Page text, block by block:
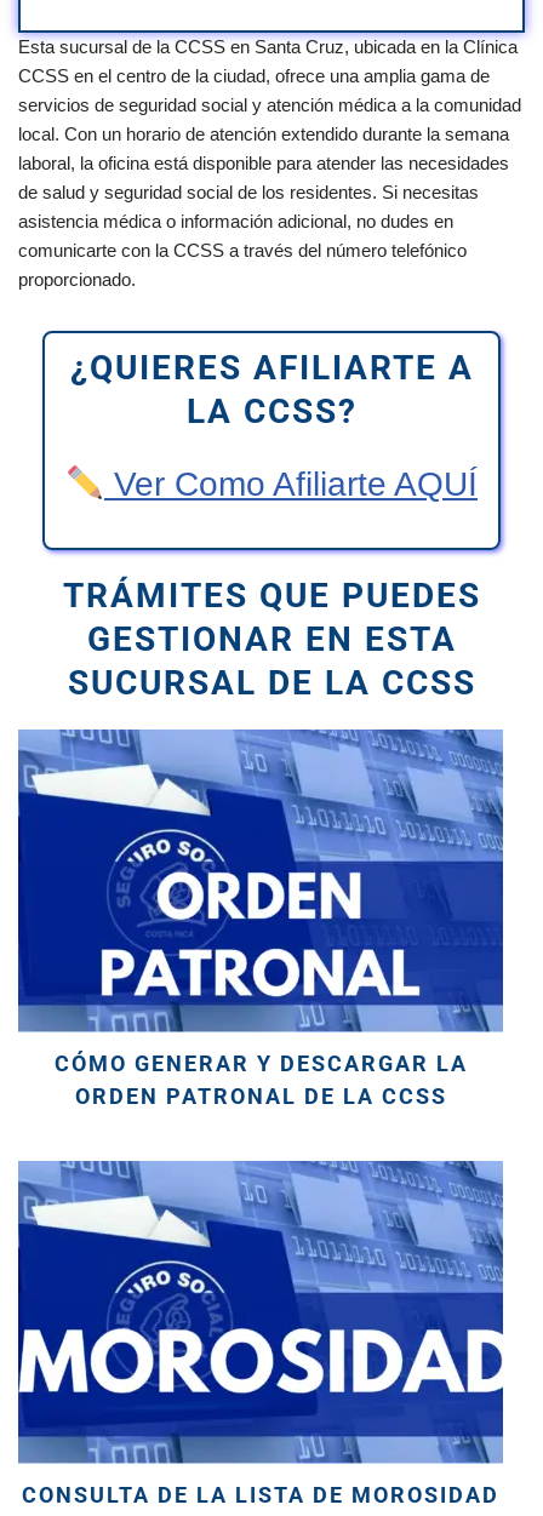
Esta sucursal de la CCSS en Santa Cruz, ubicada en la Clínica
CCSS en el centro de la ciudad, ofrece una amplia gama de
servicios de seguridad social y atención médica a la comunidad
local. Con un horario de atención extendido durante la semana
laboral, la oficina está disponible para atender las necesidades
de salud y seguridad social de los residentes. Si necesitas
asistencia médica o información adicional, no dudes en
comunicarte con la CCSS a través del número telefónico
proporcionado.
¿QUIERES AFILIARTE A
LA CCSS?
Ver Como Afiliarte AQUÍ
TRÁMITES QUE PUEDES
GESTIONAR EN ESTA
SUCURSAL DE LA CCSS
CÓMO GENERAR Y DESCARGAR LA
ORDEN PATRONAL DE LA CCSS
CONSULTA DE LA LISTA DE MOROSIDAD